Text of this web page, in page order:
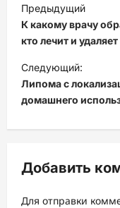
а
в
и
г
а
ц
я
з
Предыдущий
К какому врачу
кто лечит и
Следующий:
Липома с
домашнего
Добавить
Для отправки